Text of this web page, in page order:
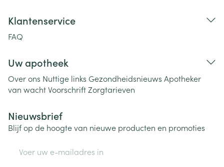
Klantenservice
FAQ
Uw apotheek
Over ons Nuttige links Gezondheidsnieuws Apotheker
van wachtVoorschriftZorgtarieven
Nieuwsbrief
Blijf op de hoogte van nieuwe producten en promoties